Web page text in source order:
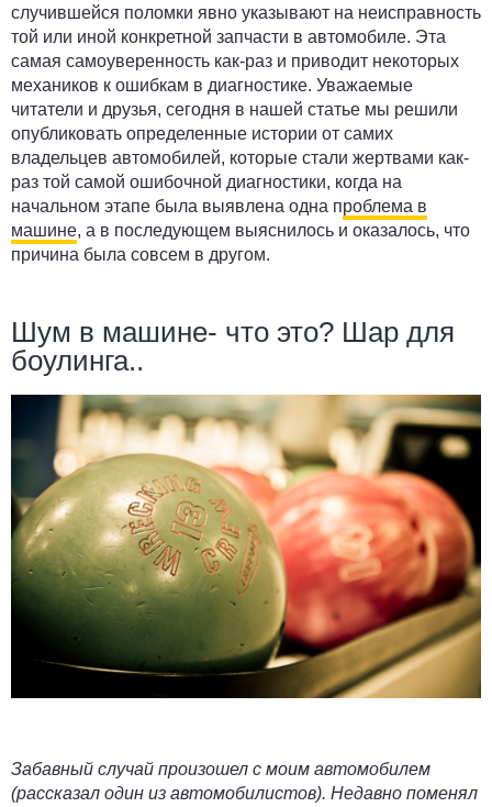
случившейся поломки явно указывают на неисправность
той или иной конкретной запчасти в автомобиле. Эта
самая самоуверенность как-раз и приводит некоторых
механиков к ошибкам в диагностике. Уважаемые
читатели и друзья, сегодня в нашей статье мы решили
опубликовать определенные истории от самих
владельцев автомобилей, которые стали жертвами как-
раз той самой ошибочной диагностики, когда на
начальном этапе была выявлена одна проблема в
машине, а в последующем выяснилось и оказалось, что
причина была совсем в другом.
Шум в машине- что это? Шар для
боулинга..
Забавный случай произошел с моим автомобилем
(рассказал один из автомобилистов). Недавно поменял